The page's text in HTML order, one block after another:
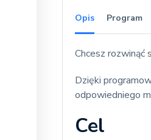
Opis Program
Chcesz rozwinąć
Dzięki
odpowiedniego
Cel